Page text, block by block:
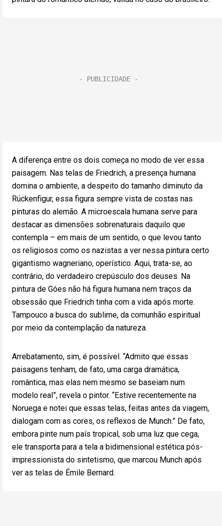
A diferença entre os dois começa no modo de ver essa
paisagem. Nas telas de Friedrich, a presença humana
domina o ambiente, a despeito do tamanho diminuto da
Rückenfigur, essa figura sempre vista de costas nas
pinturas do alemão. A microescala humana serve para
destacar as dimensões sobrenaturais daquilo que
contempla – em mais de um sentido, o que levou tanto
os religiosos como os nazistas a ver nessa pintura certo
gigantismo wagneriano, operístico. Aqui, trata-se, ao
contrário, do verdadeiro crepúsculo dos deuses. Na
pintura de Góes não há figura humana nem traços da
obsessão que Friedrich tinha com a vida após morte.
Tampouco a busca do sublime, da comunhão espiritual
por meio da contemplação da natureza.
Arrebatamento, sim, é possível. “Admito que essas
paisagens tenham, de fato, uma carga dramática,
romântica, mas elas nem mesmo se baseiam num
modelo real”, revela o pintor. “Estive recentemente na
Noruega e notei que essas telas, feitas antes da viagem,
dialogam com as cores, os reflexos de Munch.” De fato,
embora pinte num país tropical, sob uma luz que cega,
ele transporta para a tela a bidimensional estética pós-
impressionista do sintetismo, que marcou Munch após
ver as telas de Émile Bernard.